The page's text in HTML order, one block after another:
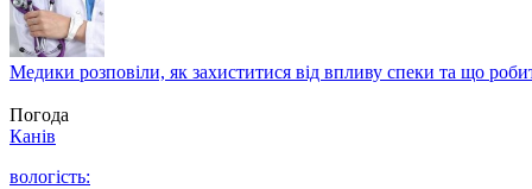
Медики розповіли, як захиститися від впливу спеки та що
Погода
Канів
вологість: